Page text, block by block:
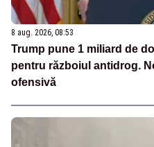
8 aug. 2026, 08:53
Trump pune 1 miliard de
pentru războiul antidrog.
ofensivă